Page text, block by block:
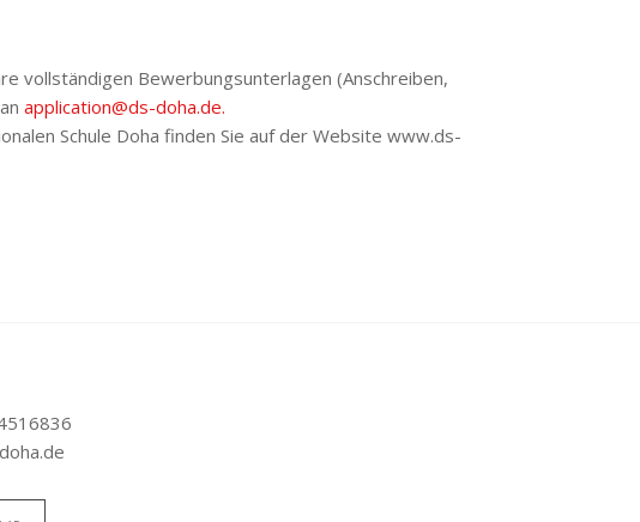
vollständigen Bewerbungsunterlagen (Anschreiben,
application@ds-doha.de.
Schule Doha finden Sie auf der Website www.ds-